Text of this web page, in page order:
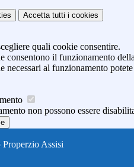
Accetta tutti i cookies
quali cookie consentire.
consentono il funzionamento
necessari al funzionamento
non possono essere
Properzio Assisi